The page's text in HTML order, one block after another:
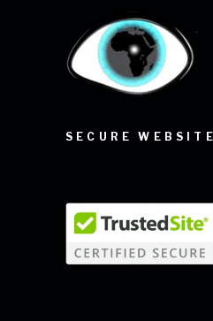
SECURE WEBSITE